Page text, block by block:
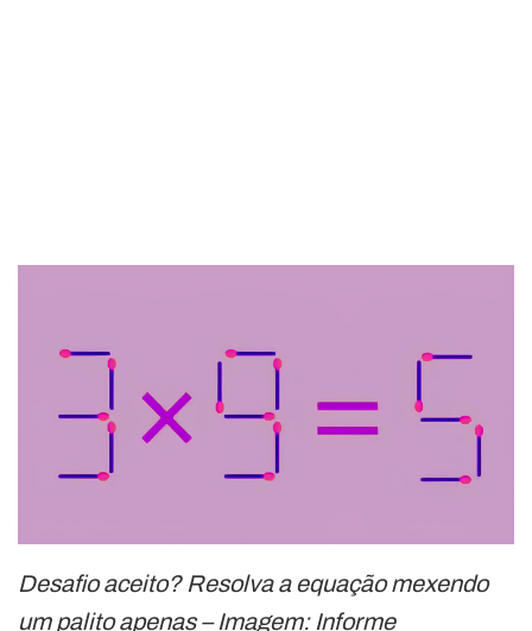
Desafio aceito? Resolva a equação mexendo
um palito apenas – Imagem: Informe